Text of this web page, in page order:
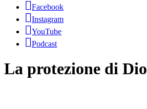
Facebook
Instagram
YouTube
Podcast
La protezione di Dio